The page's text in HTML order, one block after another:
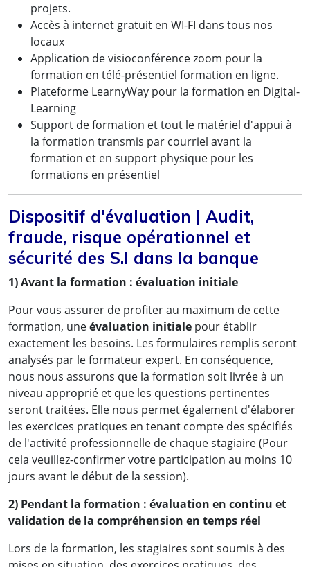
projets.
Accès à internet gratuit en WI-FI dans tous nos
locaux
Application de visioconférence zoom pour la
formation en télé-présentiel formation en ligne.
Plateforme LearnyWay pour la formation en Digital-
Learning
Support de formation et tout le matériel d'appui à
la formation transmis par courriel avant la
formation et en support physique pour les
formations en présentiel
Dispositif d'évaluation | Audit,
fraude, risque opérationnel et
sécurité des S.I dans la banque
1) Avant la formation : évaluation initiale
Pour vous assurer de profiter au maximum de cette
formation, uneévaluation initiale pour établir
exactement les besoins. Les formulaires remplis seront
analysés par le formateur expert. En conséquence,
nous nous assurons que la formation soit livrée à un
niveau approprié et que les questions pertinentes
seront traitées. Elle nous permet également d'élaborer
les exercices pratiques en tenant compte des spécifiés
de l'activité professionnelle de chaque stagiaire (Pour
cela veuillez-confirmer votre participation au moins 10
jours avant le début de la session).
2) Pendant la formation : évaluation en continu et
validation de la compréhension en temps réel
Lors de la formation, les stagiaires sont soumis à des